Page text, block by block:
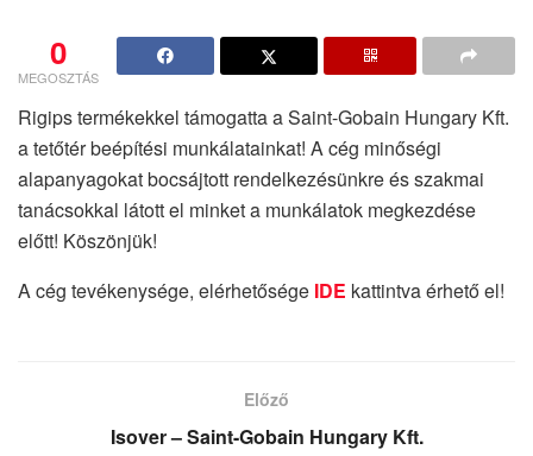
0
MEGOSZTÁS
Rigips termékekkel támogatta a Saint-Gobain Hungary Kft.
a tetőtér beépítési munkálatainkat! A cég minőségi
alapanyagokat bocsájtott rendelkezésünkre és szakmai
tanácsokkal látott el minket a munkálatok megkezdése
előtt! Köszönjük!
A cég tevékenysége, elérhetősége IDE kattintva érhető el!
Előző
Isover – Saint-Gobain Hungary Kft.